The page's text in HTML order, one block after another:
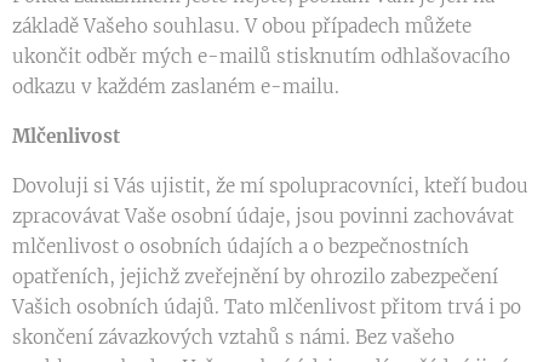
základě Vašeho souhlasu. V obou případech můžete
ukončit odběr mých e-mailů stisknutím odhlašovacího
odkazu v každém zaslaném e-mailu.
Mlčenlivost
Dovoluji si Vás ujistit, že mí spolupracovníci, kteří budou
zpracovávat Vaše osobní údaje, jsou povinni zachovávat
mlčenlivost o osobních údajích a o bezpečnostních
opatřeních, jejichž zveřejnění by ohrozilo zabezpečení
Vašich osobních údajů. Tato mlčenlivost přitom trvá i po
skončení závazkových vztahů s námi. Bez vašeho